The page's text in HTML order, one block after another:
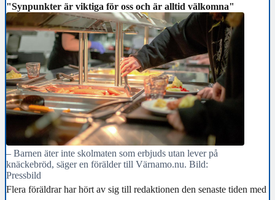
"Synpunkter är viktiga för oss och är alltid välkomna"
– Barnen äter inte skolmaten som erbjuds utan lever på
knäckebröd, säger en förälder till Värnamo.nu. Bild:
Pressbild
Flera föräldrar har hört av sig till redaktionen den senaste tiden med